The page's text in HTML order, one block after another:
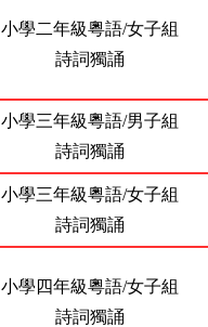
小學二年級粵語/女子組
詩詞獨誦
小學三年級粵語/男子組
詩詞獨誦
小學三年級粵語/女子組
詩詞獨誦
小學四年級粵語/女子組
詩詞獨誦